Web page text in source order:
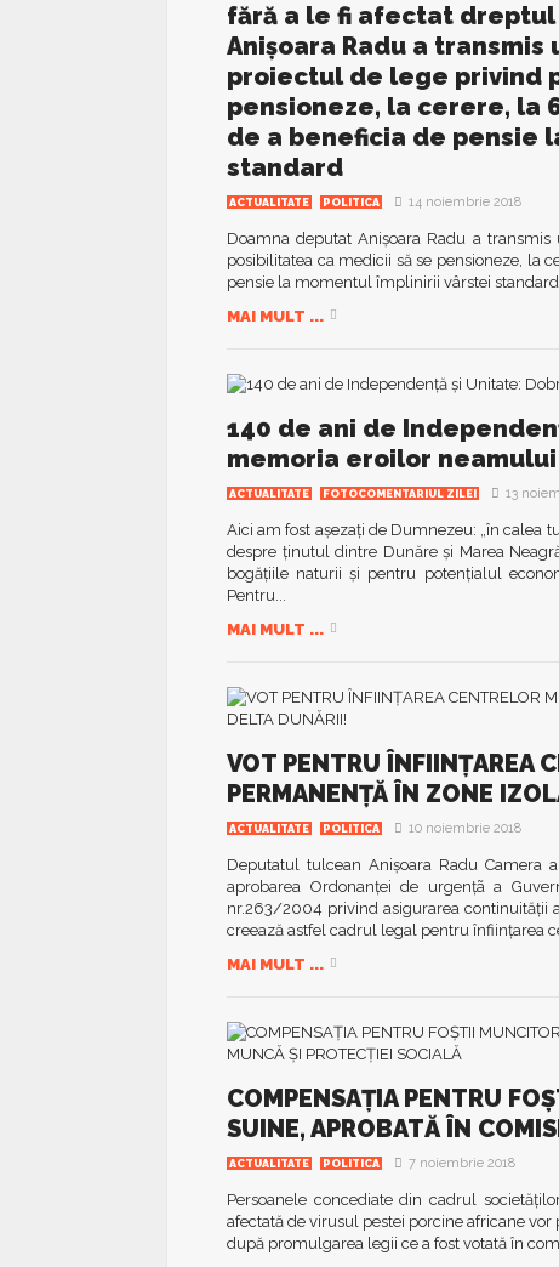
fără a le fi afectat
Anişoara Radu a
proiectul de lege privind
pensioneze, la cerere, la
de a beneficia de pensie
standard
ACTUALITATE POLITICA 14 noiembrie 2018
Doamna deputat Anişoara Radu a
posibilitatea ca medicii să se pensioneze, la
pensie la momentul împlinirii vârstei standard.
MAI MULT ...
140 de ani de
memoria eroilor neamului
ACTUALITATE FOTOCOMENTARIUL ZILEI 13
Aici am fost așezați de Dumnezeu: „în calea
despre ținutul dintre Dunăre și Marea
bogățiile naturii și pentru potențialul
Pentru...
MAI MULT ...
VOT PENTRU ÎNFIINȚAREA
PERMANENȚĂ ÎN ZONE
ACTUALITATE POLITICA 10 noiembrie 2018
Deputatul tulcean Anișoara Radu Camera
aprobarea Ordonanţei de urgenţã a
nr.263/2004 privind asigurarea continuităţii
creează astfel cadrul legal pentru înființarea
MAI MULT ...
COMPENSAȚIA PENTRU
SUINE, APROBATĂ ÎN
ACTUALITATE POLITICA 7 noiembrie 2018
Persoanele concediate din cadrul
afectată de virusul pestei porcine africane
după promulgarea legii ce a fost votată în